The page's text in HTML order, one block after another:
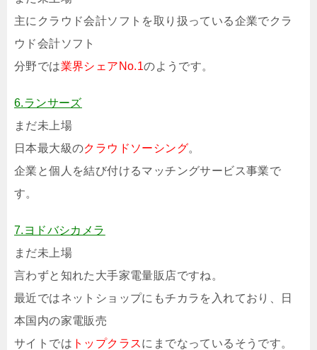
主にクラウド会計ソフトを取り扱っている企業でクラ
ウド会計ソフト
分野では業界シェアNo.1のようです。
6.ランサーズ
まだ未上場
日本最大級のクラウドソーシング。
企業と個人を結び付けるマッチングサービス事業で
す。
7.ヨドバシカメラ
まだ未上場
言わずと知れた大手家電量販店ですね。
最近ではネットショップにもチカラを入れており、日
本国内の家電販売
サイトでは トップクラスにまでなっているそうです。